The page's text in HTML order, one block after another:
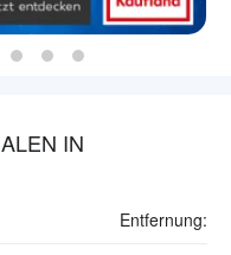
IN
Entfernung: